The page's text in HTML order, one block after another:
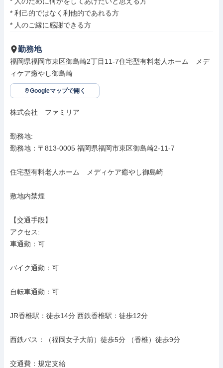
* 利己的ではなく利他的であれる方
* 人のご縁に感謝できる方
勤務地
福岡県福岡市東区御島崎2丁目11-7住宅型有料老人ホーム　メデ
ィケア癒やし御島崎
Googleマップで開く
株式会社　ファミリア
勤務地:
勤務地：〒813-0005 福岡県福岡市東区御島崎2-11-7
住宅型有料老人ホーム　メディケア癒やし御島崎
敷地内禁煙
【交通手段】
アクセス:
車通勤：可
バイク通勤：可
自転車通勤：可
JR香椎駅：徒歩14分 西鉄香椎駅：徒歩12分
西鉄バス：（福岡女子大前）徒歩5分 （香椎）徒歩9分
交通費：規定支給